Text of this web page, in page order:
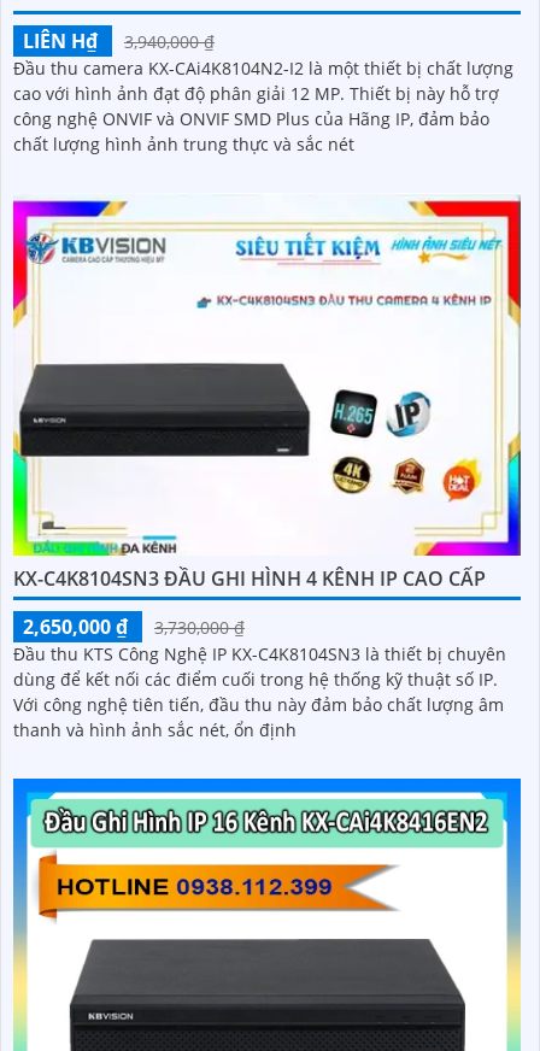
LIÊN H₫
3,940,000 ₫
Đầu thu camera KX-CAi4K8104N2-I2 là một thiết bị chất lượng
cao với hình ảnh đạt độ phân giải 12 MP. Thiết bị này hỗ trợ
công nghệ ONVIF và ONVIF SMD Plus của Hãng IP, đảm bảo
chất lượng hình ảnh trung thực và sắc nét
KX-C4K8104SN3 ĐẦU GHI HÌNH 4 KÊNH IP CAO CẤP
2,650,000 ₫
3,730,000 ₫
Đầu thu KTS Công Nghệ IP KX-C4K8104SN3 là thiết bị chuyên
dùng để kết nối các điểm cuối trong hệ thống kỹ thuật số IP.
Với công nghệ tiên tiến, đầu thu này đảm bảo chất lượng âm
thanh và hình ảnh sắc nét, ổn định